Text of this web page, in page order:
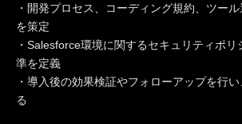
・開発プロセス、コーディング規約、ツー
を策定
・Salesforce環境に関するセキュリティポ
準を定義
・導入後の効果検証やフォローアップを行
る